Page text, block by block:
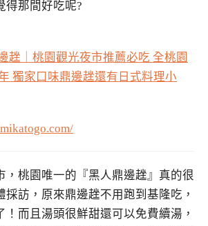
得那間好吃呢?
趖｜桃園觀光夜市推薦必吃 全桃園
獨家口味鼎邊趖還有日式料理小
，桃園唯一的『黑人鼎邊趖』真的很
採訪，原來鼎邊趖不用跑到基隆吃，
！而且湯頭很鮮甜還可以免費續湯，